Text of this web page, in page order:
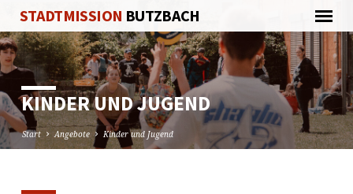
STADTMISSION BUTZBACH
KINDER UND JUGEND
Start Angebote Kinder und Jugend